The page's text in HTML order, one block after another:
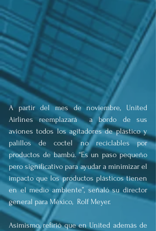
A partir del mes de noviembre, United
Airlines reemplazará  a bordo de sus
aviones todos los agitadores de plástico y
palillos de coctel no reciclables por
productos de bambú. “Es un paso pequeño
pero significativo para ayudar a minimizar el
impacto que los productos plásticos tienen
en el medio ambiente”, señaló su director
general para México,  Rolf Meyer.
Asimismo, refirió que en United además de